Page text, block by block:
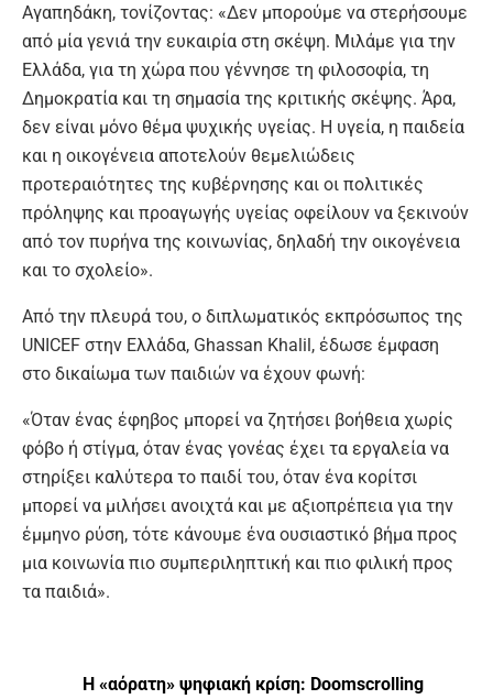
Αγαπηδάκη, τονίζοντας: «Δεν μπορούμε να στερήσουμε
από μία γενιά την ευκαιρία στη σκέψη. Μιλάμε για την
Ελλάδα, για τη χώρα που γέννησε τη φιλοσοφία, τη
Δημοκρατία και τη σημασία της κριτικής σκέψης. Άρα,
δεν είναι μόνο θέμα ψυχικής υγείας. Η υγεία, η παιδεία
και η οικογένεια αποτελούν θεμελιώδεις
προτεραιότητες της κυβέρνησης και οι πολιτικές
πρόληψης και προαγωγής υγείας οφείλουν να ξεκινούν
από τον πυρήνα της κοινωνίας, δηλαδή την οικογένεια
και το σχολείο».
Από την πλευρά του, ο διπλωματικός εκπρόσωπος της
UNICEF στην Ελλάδα, Ghassan Khalil, έδωσε έμφαση
στο δικαίωμα των παιδιών να έχουν φωνή:
«Όταν ένας έφηβος μπορεί να ζητήσει βοήθεια χωρίς
φόβο ή στίγμα, όταν ένας γονέας έχει τα εργαλεία να
στηρίξει καλύτερα το παιδί του, όταν ένα κορίτσι
μπορεί να μιλήσει ανοιχτά και με αξιοπρέπεια για την
έμμηνο ρύση, τότε κάνουμε ένα ουσιαστικό βήμα προς
μια κοινωνία πιο συμπεριληπτική και πιο φιλική προς
τα παιδιά».
Η «αόρατη» ψηφιακή κρίση: Doomscrolling